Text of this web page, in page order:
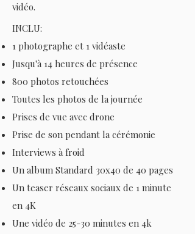
vidéo.
INCLU:
1 photographe et 1 vidéaste
Jusqu'à 14 heures de présence
800 photos retouchées
Toutes les photos de la journée
Prises de vue avec drone
Prise de son pendant la cérémonie
Interviews à froid
Un album Standard 30x40 de 40 pages
Un teaser réseaux sociaux de 1 minute
en 4K
Une vidéo de 25-30 minutes en 4k